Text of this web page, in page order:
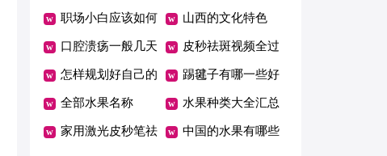
瘦下来
职场小白应该如何
正确做好职场规划
山西的文化特色
口腔溃疡一般几天
自愈
皮秒祛斑视频全过
程
怎样规划好自己的
职场生活
踢毽子有哪一些好
处
全部水果名称 水果种类大全汇总
家用激光皮秒笔祛 中国的水果有哪些